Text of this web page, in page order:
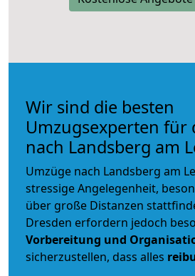
Wir sind die besten
Umzugsexperten für
nach Landsberg am
Umzüge nach Landsberg am
stressige Angelegenheit,
über große Distanzen
Dresden erfordern jedoch
Vorbereitung und
sicherzustellen, dass alles